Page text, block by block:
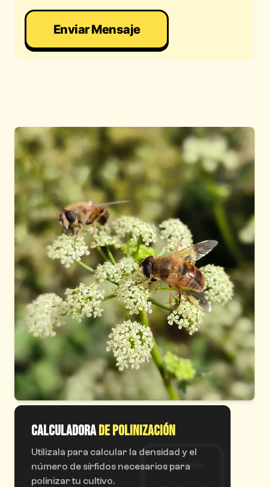
CALCULADORA DE POLINIZACIÓN
Utilizala para calcular la densidad y el
número de sírfidos necesarios para
polinizar tu cultivo.